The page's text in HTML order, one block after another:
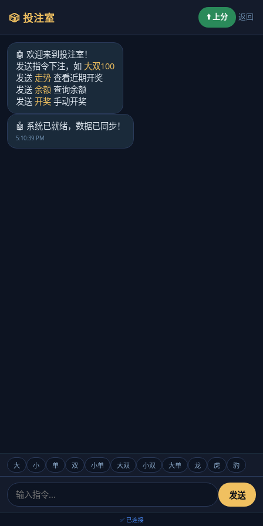
🎲 投注室 ⬆️ 上分 返回
🤖 欢迎来到投注室！
发送指令下注，如 大双100
发送 走势 查看近期开奖
发送 余额 查询余额
发送 开奖 手动开奖
🤖 系统已就绪，数据已同步！
5:10:39 PM
大 小 单 双 小单 大双 小双 大单 龙 虎 豹
发送
✅ 已连接